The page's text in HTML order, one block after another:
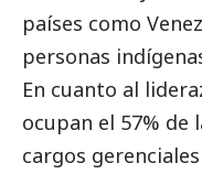
países como
personas
En cuanto al
ocupan el 57% de
cargos